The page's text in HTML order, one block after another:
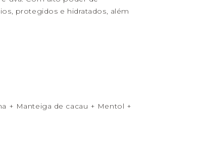
protegidos e hidratados, além
+ Manteiga de cacau + Mentol +